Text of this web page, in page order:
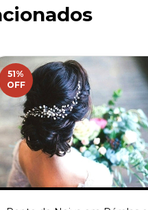
51%
OFF